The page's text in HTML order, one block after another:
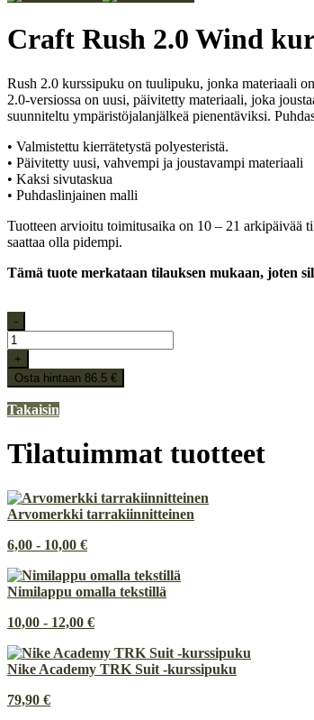
Craft Rush 2.0 Wind
Rush 2.0 kurssipuku on tuulipuku, jonka materiaali
2.0-versiossa on uusi, päivitetty materiaali, joka
suunniteltu ympäristöjalanjälkeä pienentäviksi.
• Valmistettu kierrätetystä polyesteristä.
• Päivitetty uusi, vahvempi ja joustavampi materiaali
• Kaksi sivutaskua
• Puhdaslinjainen malli
Tuotteen arvioitu toimitusaika on 10 – 21 arkipäivää
saattaa olla pidempi.
Tämä tuote merkataan tilauksen mukaan, joten
-
+
Osta hintaan 86.5 €
Takaisin
Tilatuimmat tuotteet
Arvomerkki tarrakiinnitteinen
6,00 - 10,00 €
Nimilappu omalla tekstillä
10,00 - 12,00 €
Nike Academy TRK Suit -kurssipuku
79,90 €